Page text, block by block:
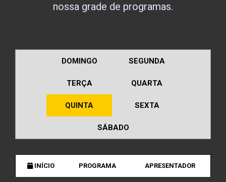
nossa grade de programas.
DOMINGO SEGUNDA
TERÇA QUARTA
QUINTA SEXTA
SÁBADO
INÍCIO PROGRAMA APRESENTADOR